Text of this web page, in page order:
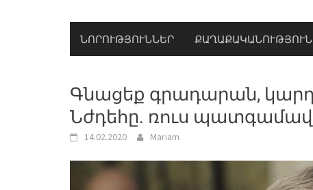
ՆՈՐՈՒԹՅՈՒՆՆԵՐ ՔԱՂԱՔԱԿԱՆՈՒԹՅՈՒՆ
Գնացեք գրադարան,
Նժդեհը. ռուս
14.02.2020 Mariam